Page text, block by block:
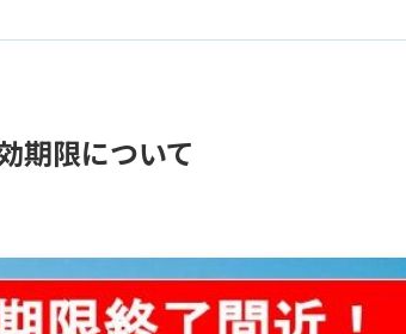
期限について